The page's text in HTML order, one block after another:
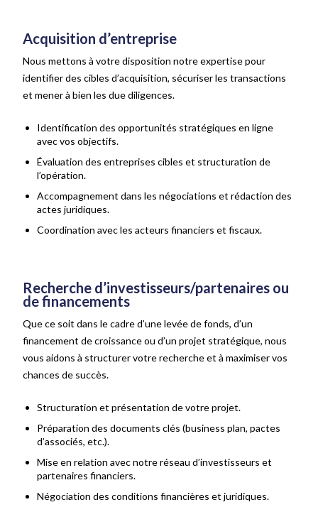
Acquisition d’entreprise
Nous mettons à votre disposition notre expertise pour
identifier des cibles d’acquisition, sécuriser les transactions
et mener à bien les due diligences.
Identification des opportunités stratégiques en ligne
avec vos objectifs.
Évaluation des entreprises cibles et structuration de
l’opération.
Accompagnement dans les négociations et rédaction des
actes juridiques.
Coordination avec les acteurs financiers et fiscaux.
Recherche d’investisseurs/partenaires ou
de financements
Que ce soit dans le cadre d’une levée de fonds, d’un
financement de croissance ou d’un projet stratégique, nous
vous aidons à structurer votre recherche et à maximiser vos
chances de succès.
Structuration et présentation de votre projet.
Préparation des documents clés (business plan, pactes
d’associés, etc.).
Mise en relation avec notre réseau d’investisseurs et
partenaires financiers.
Négociation des conditions financières et juridiques.